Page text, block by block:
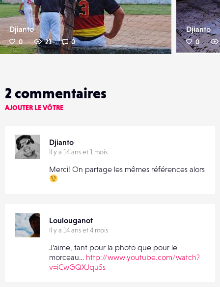
Djianto
0 21 0
Djianto
0
2 commentaires
AJOUTER LE VÔTRE
Djianto
Il y a 14 ans et 1 mois
Merci! On partage les mêmes références alors
Loulouganot
Il y a 14 ans et 4 mois
J’aime, tant pour la photo que pour le
morceau… http://www.youtube.com/watch?
v=iCwGQXJqu5s